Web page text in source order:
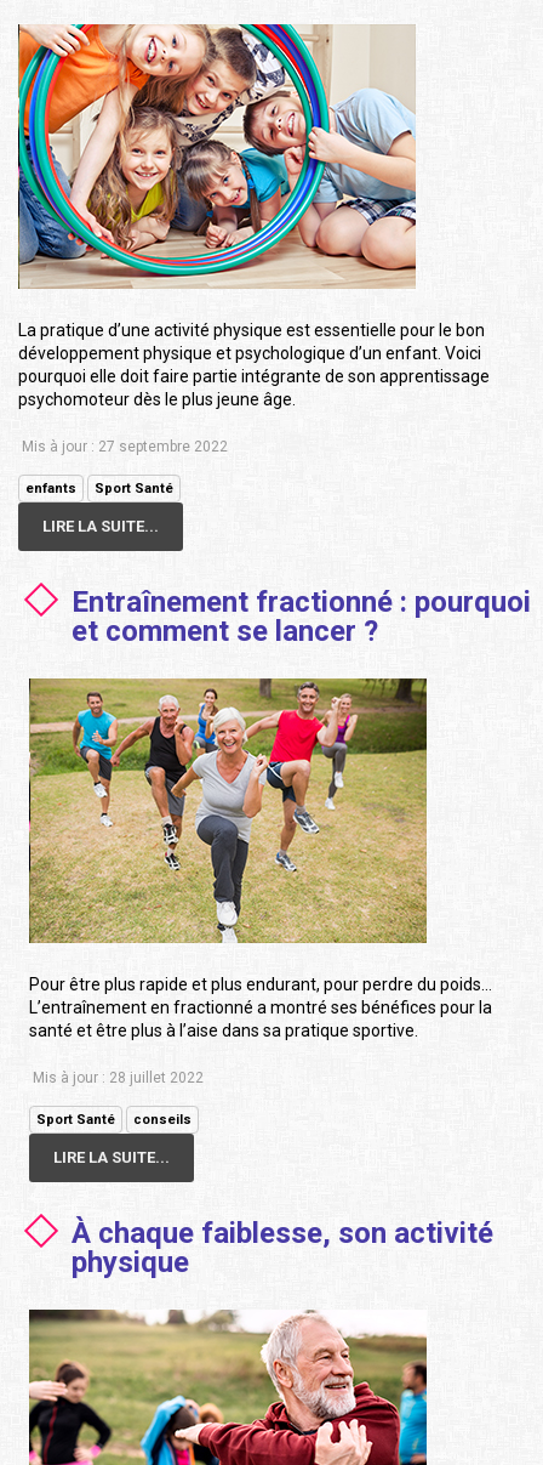
La pratique d’une activité physique est essentielle pour le bon
développement physique et psychologique d’un enfant. Voici
pourquoi elle doit faire partie intégrante de son apprentissage
psychomoteur dès le plus jeune âge.
Mis à jour : 27 septembre 2022
enfants Sport Santé
LIRE LA SUITE...
Entraînement fractionné : pourquoi
et comment se lancer ?
Pour être plus rapide et plus endurant, pour perdre du poids…
L’entraînement en fractionné a montré ses bénéfices pour la
santé et être plus à l’aise dans sa pratique sportive.
Mis à jour : 28 juillet 2022
Sport Santé conseils
LIRE LA SUITE...
À chaque faiblesse, son activité
physique